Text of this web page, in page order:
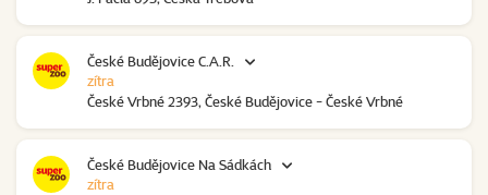
České Budějovice C.A.R.
České Vrbné 2393, České Budějovice - České Vrbné
zítra
České Budějovice Na Sádkách
zítra